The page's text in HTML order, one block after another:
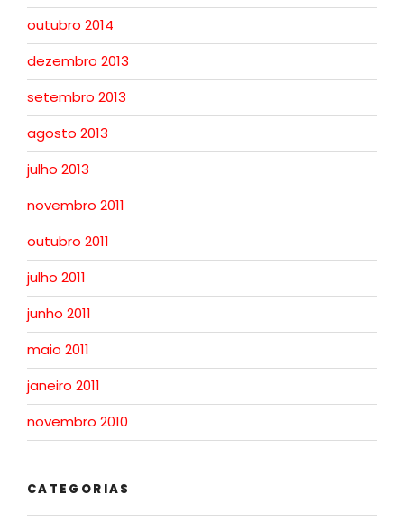
outubro 2014
dezembro 2013
setembro 2013
agosto 2013
julho 2013
novembro 2011
outubro 2011
julho 2011
junho 2011
maio 2011
janeiro 2011
novembro 2010
CATEGORIAS